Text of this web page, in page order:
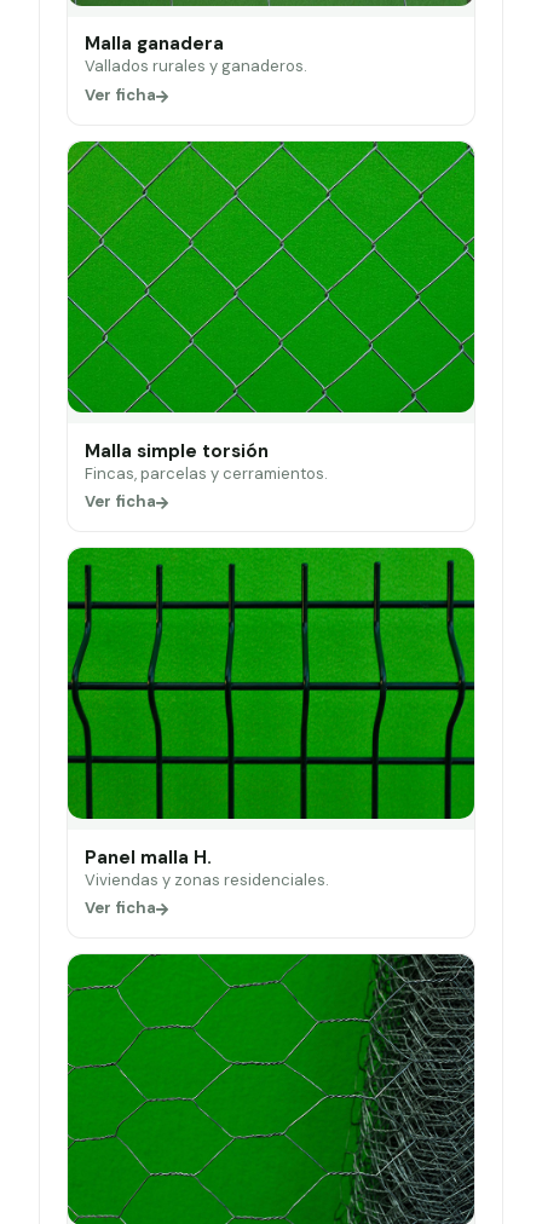
Malla ganadera
Vallados rurales y ganaderos.
Ver ficha
Malla simple torsión
Fincas, parcelas y cerramientos.
Ver ficha
Panel malla H.
Viviendas y zonas residenciales.
Ver ficha